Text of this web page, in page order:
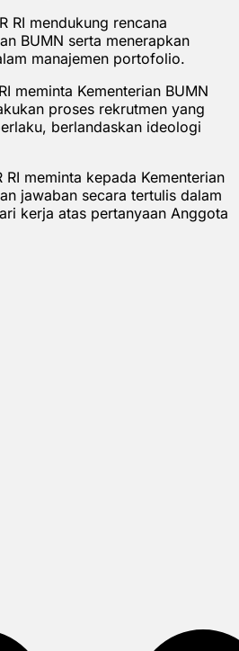
RI mendukung rencana
BUMN serta menerapkan
manajemen portofolio.
meminta Kementerian BUMN
proses rekrutmen yang
berlandaskan ideologi
RI meminta kepada Kementerian
jawaban secara tertulis dalam
kerja atas pertanyaan Anggota